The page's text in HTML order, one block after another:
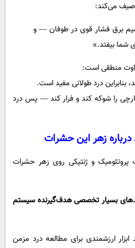
می‌کند:
برق فشار قوی در طوفان — و
شما بیفتد.»
منطقی است:
بنابراین درد طولانی مفید است.
را شوکه کند و فرار کند — پس درد
زهر این حشرات
پروتئومیک و ژنتیکی روی زهر حشرات
بسیار تخصصی هدف‌گیرنده سیستم
ابزار ارزشمندی برای مطالعه درد مزمن